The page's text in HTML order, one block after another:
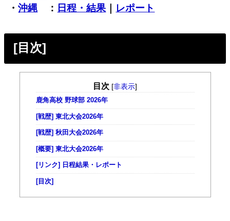
・沖縄 ： 日程・結果 レポート
[目次]
目次 [非表示]
鹿角高校 野球部 2026年
[戦歴] 東北大会2026年
[戦歴] 秋田大会2026年
[概要] 東北大会2026年
[リンク] 日程結果・レポート
[目次]